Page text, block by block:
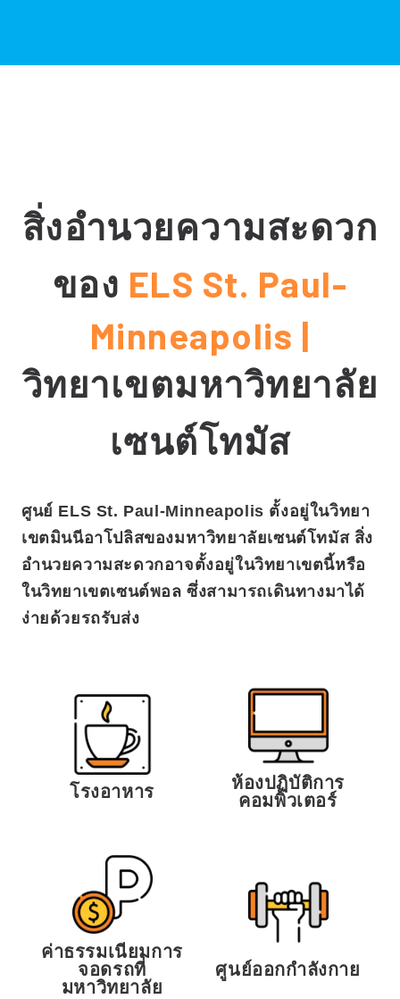
สิ่งอำนวยความสะดวก
ของ ELS St. Paul-
Minneapolis |
วิทยาเขตมหาวิทยาลัย
เซนต์โทมัส
ศูนย์ ELS St. Paul-Minneapolis ตั้งอยู่ในวิทยา
เขตมินนีอาโปลิสของมหาวิทยาลัยเซนต์โทมัส สิ่ง
อำนวยความสะดวกอาจตั้งอยู่ในวิทยาเขตนี้หรือ
ในวิทยาเขตเซนต์พอล ซึ่งสามารถเดินทางมาได้
ง่ายด้วยรถรับส่ง
โรงอาหาร
ห้องปฏิบัติการ
คอมพิวเตอร์
ค่าธรรมเนียมการ
จอดรถที่
มหาวิทยาลัย
ศูนย์ออกกำลังกาย